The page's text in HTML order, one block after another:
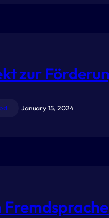
zur
January 15, 2024